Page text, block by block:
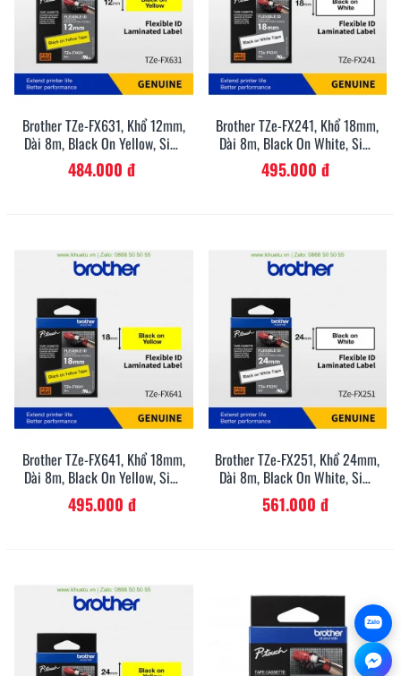
Brother TZe-FX631, Khổ 12mm,
Dài 8m, Black On Yellow, Siêu
Dẻo, Chống Thấm Nước
484.000 đ
Brother TZe-FX241, Khổ 18mm,
Dài 8m, Black On White, Siêu
Dẻo, Chống Thấm Nước
495.000 đ
Brother TZe-FX641, Khổ 18mm,
Dài 8m, Black On Yellow, Siêu
Dẻo, Chống Thấm Nước
495.000 đ
Brother TZe-FX251, Khổ 24mm,
Dài 8m, Black On White, Siêu
Dẻo, Chống Thấm Nước
561.000 đ
Zalo